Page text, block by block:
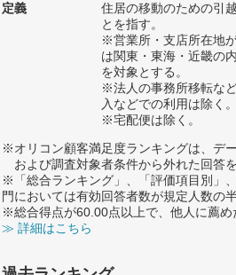
定義
住居の移動のための引
とを指す。
※営業所・支店所在地
は関東・東海・近畿の
を対象とする。
※法人の事務所移転な
入などでの利用は除く。
※宅配便は除く。
※オリコン顧客満足度ランキングは、デ
および調査対象者条件から外れた回答
※「総合ランキング」、「評価項目別」
門においては有効回答者数が規定人数の
※総合得点が60.00点以上で、他人に薦め
≫ 詳細はこちら